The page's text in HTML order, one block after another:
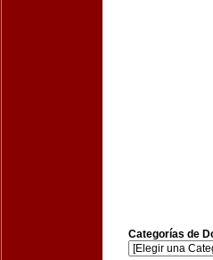
Categorías de